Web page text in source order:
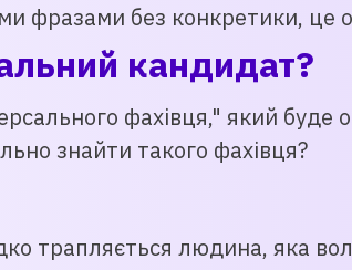
фразами без конкретики, це
кандидат?
фахівця," який буде
знайти такого фахівця?
трапляється людина, яка